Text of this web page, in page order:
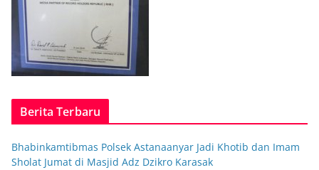
Berita Terbaru
Bhabinkamtibmas Polsek Astanaanyar Jadi Khotib dan Imam
Sholat Jumat di Masjid Adz Dzikro Karasak